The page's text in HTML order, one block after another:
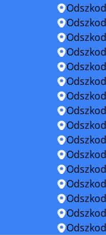
Stopnica
Wąchock